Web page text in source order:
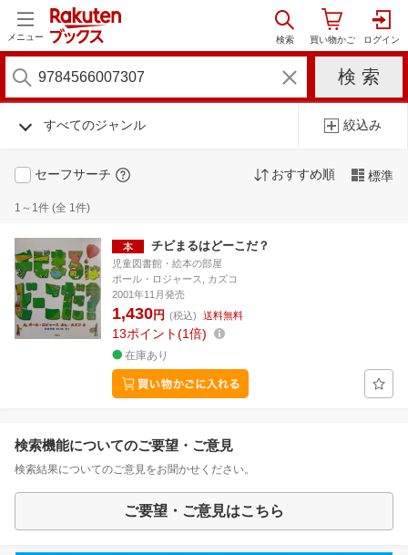
メニュー
すべてのジャンル 絞込み
セーフサーチ おすすめ順 標準
1～1件 (全 1件)
チビまるはどーこだ？
児童図書館・絵本の部屋
ポール・ロジャース, カズコ
2001年11月発売
1,430円 (税込) 送料無料
13ポイント 1倍
在庫あり
検索機能についてのご要望・ご意見
検索結果についてのご意見をお聞かせください。
ご要望・ご意見はこちら